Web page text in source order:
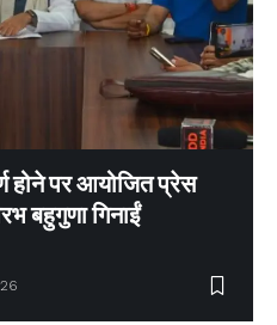
होने पर आयोजित प्रेस
बहुगुणा गिनाईं